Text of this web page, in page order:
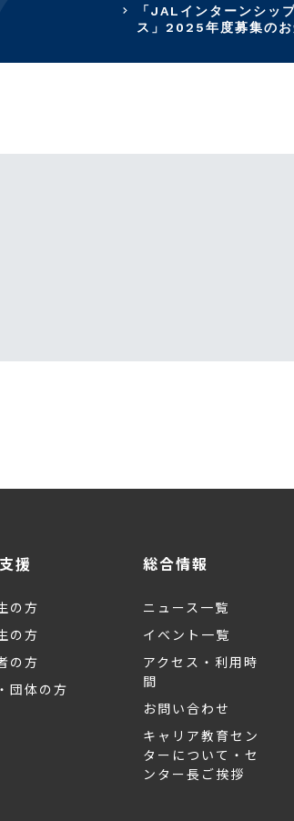
「JALインターンシッ
ス」2025年度募集のお
援
の方
の方
の方
団体の方
総合情報
ニュース一覧
イベント一覧
アクセス・利用時
間
お問い合わせ
キャリア教育セン
ターについて・セ
ンター長ご挨拶